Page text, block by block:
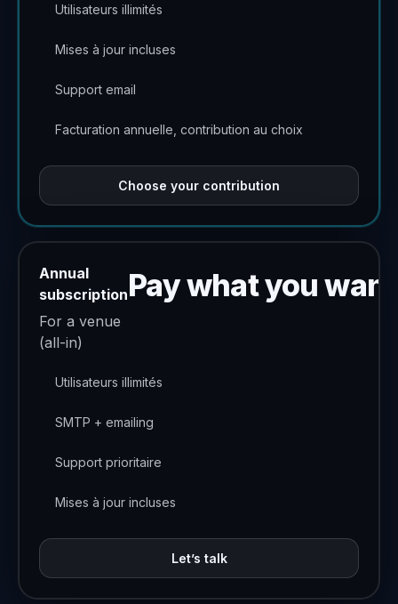
Utilisateurs illimités
Mises à jour incluses
Support email
Facturation annuelle, contribution au choix
Choose your contribution
Annual
subscription
For a venue
(all-in)
Pay what you want
Utilisateurs illimités
SMTP + emailing
Support prioritaire
Mises à jour incluses
Let’s talk